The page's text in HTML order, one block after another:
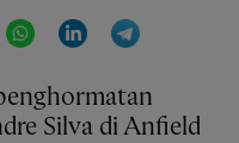
WhatsAppLinkedIn
Silva di Anfield